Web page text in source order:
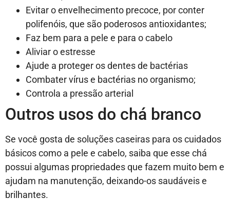
Evitar o envelhecimento precoce, por conter
polifenóis, que são poderosos antioxidantes;
Faz bem para a pele e para o cabelo
Aliviar o estresse
Ajude a proteger os dentes de bactérias
Combater vírus e bactérias no organismo;
Controla a pressão arterial
Outros usos do chá branco
Se você gosta de soluções caseiras para os cuidados
básicos como a pele e cabelo, saiba que esse chá
possui algumas propriedades que fazem muito bem e
ajudam na manutenção, deixando-os saudáveis e
brilhantes.